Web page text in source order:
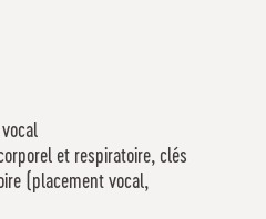
et respiratoire, clés
(placement vocal,